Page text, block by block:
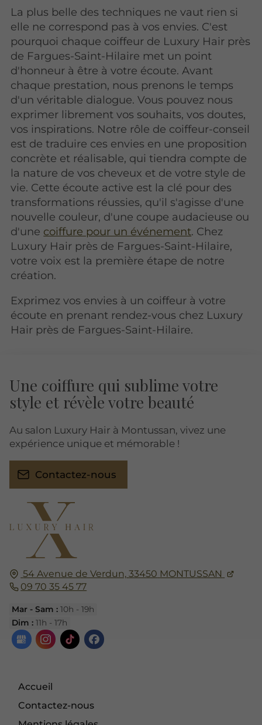
La plus belle des techniques ne vaut rien si
elle ne correspond pas à vos envies. C'est
pourquoi chaque coiffeur de Luxury Hair près
de Fargues-Saint-Hilaire met un point
d'honneur à être à votre écoute. Avant
chaque prestation, nous prenons le temps
d'un véritable dialogue. Vous pouvez nous
exprimer librement vos souhaits, vos doutes,
vos inspirations. Notre rôle de coiffeur-conseil
est de traduire ces envies en une proposition
concrète et réalisable, qui tiendra compte de
la nature de vos cheveux et de votre style de
vie. Cette écoute active est la clé pour des
transformations réussies, qu'il s'agisse d'une
nouvelle couleur, d'une coupe audacieuse ou
d'une coiffure pour un événement. Chez
Luxury Hair près de Fargues-Saint-Hilaire,
votre voix est la première étape de notre
création.
Exprimez vos envies à un coiffeur à votre
écoute en prenant rendez-vous chez Luxury
Hair près de Fargues-Saint-Hilaire.
54 Avenue de Verdun, 33450 MONTUSSAN
09 70 35 45 77
Mar - Sam : 10h - 19h
Dim : 11h - 17h
Accueil
Contactez-nous
Une coiffure qui sublime votre
style et révèle votre beauté
Au salon Luxury Hair à Montussan, vivez une
expérience unique et mémorable !
Contactez-nous